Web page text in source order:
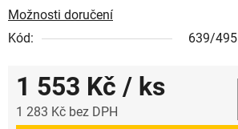
Možnosti doručení
Kód:
639/495
1 553 Kč / ks
1 283 Kč bez DPH